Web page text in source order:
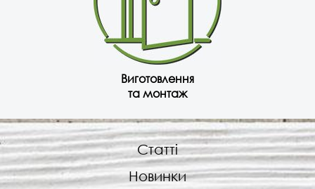
Виготовлення
та монтаж
Статті
Новинки